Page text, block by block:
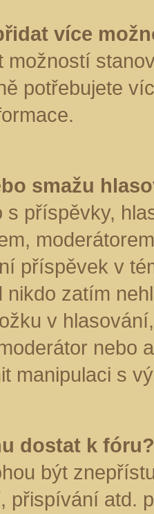
více
možností
potřebujete
smažu
s příspěvky,
příspěvek v
nikdo zatím
v
nebo
manipulaci s
dostat k fóru?
být
přispívání atd.